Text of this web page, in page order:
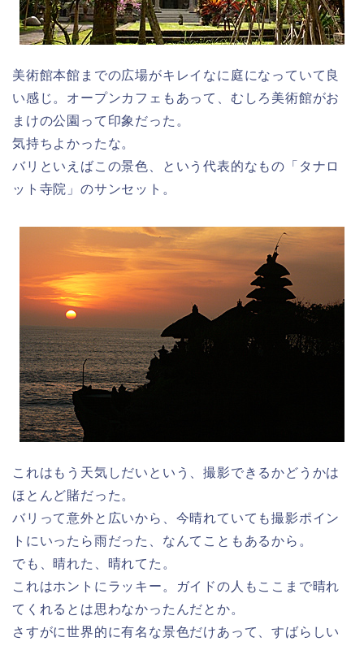
美術館本館までの広場がキレイなに庭になっていて良
い感じ。オープンカフェもあって、むしろ美術館がお
まけの公園って印象だった。
気持ちよかったな。
バリといえばこの景色、という代表的なもの「タナロ
ット寺院」のサンセット。
これはもう天気しだいという、撮影できるかどうかは
ほとんど賭だった。
バリって意外と広いから、今晴れていても撮影ポイン
トにいったら雨だった、なんてこともあるから。
でも、晴れた、晴れてた。
これはホントにラッキー。ガイドの人もここまで晴れ
てくれるとは思わなかったんだとか。
さすがに世界的に有名な景色だけあって、すばらしい